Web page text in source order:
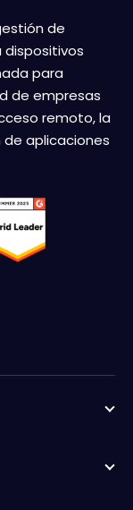
de
dispositivos
para
de empresas
remoto, la
de aplicaciones